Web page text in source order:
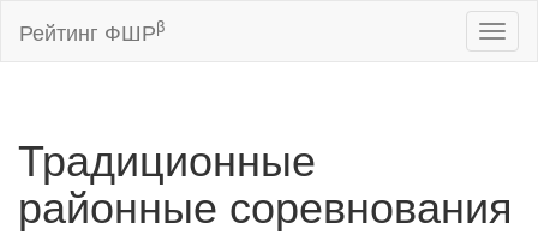
Рейтинг ФШРβ
Традиционные
районные соревнования